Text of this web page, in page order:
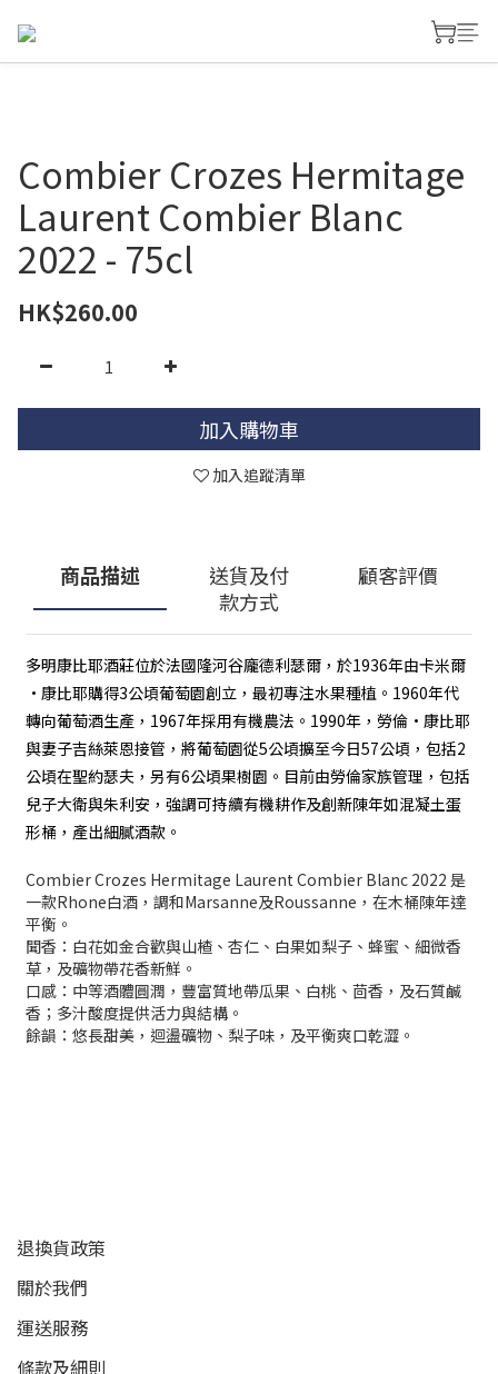
Combier Crozes Hermitage
Laurent Combier Blanc
2022 - 75cl
HK$260.00
加入購物車
加入追蹤清單
商品描述
送貨及付
款方式
顧客評價
多明康比耶酒莊位於法國隆河谷龐德利瑟爾，於1936年由卡米爾
·康比耶購得3公頃葡萄園創立，最初專注水果種植。1960年代
轉向葡萄酒生產，1967年採用有機農法。1990年，勞倫·康比耶
與妻子吉絲萊恩接管，將葡萄園從5公頃擴至今日57公頃，包括2
公頃在聖約瑟夫，另有6公頃果樹園。目前由勞倫家族管理，包括
兒子大衛與朱利安，強調可持續有機耕作及創新陳年如混凝土蛋
形桶，產出細膩酒款。
Combier Crozes Hermitage Laurent Combier Blanc 2022 是
一款Rhone白酒，調和Marsanne及Roussanne，在木桶陳年達
平衡。
聞香：白花如金合歡與山楂、杏仁、白果如梨子、蜂蜜、細微香
草，及礦物帶花香新鮮。
口感：中等酒體圓潤，豐富質地帶瓜果、白桃、茴香，及石質鹹
香；多汁酸度提供活力與結構。
餘韻：悠長甜美，迴盪礦物、梨子味，及平衡爽口乾澀。
退換貨政策
關於我們
運送服務
條款及細則